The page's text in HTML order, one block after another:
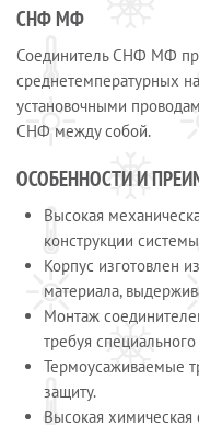
СНФ МФ
Соединитель СНФ МФ
среднетемпературных
установочными
СНФ между собой.
ОСОБЕННОСТИ И
Высокая
конструкции
Корпус изготовлен
материала,
Монтаж
требуя
Термоусаживаемые
защиту.
Высокая химическая